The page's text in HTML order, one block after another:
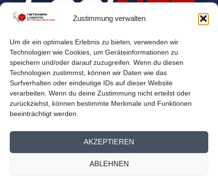
Zustimmung verwalten
Um dir ein optimales Erlebnis zu bieten, verwenden wir
Technologien wie Cookies, um Geräteinformationen zu
speichern und/oder darauf zuzugreifen. Wenn du diesen
Technologien zustimmst, können wir Daten wie das
Surfverhalten oder eindeutige IDs auf dieser Website
verarbeiten. Wenn du deine Zustimmung nicht erteilst oder
zurückziehst, können bestimmte Merkmale und Funktionen
beeinträchtigt werden.
AKZEPTIEREN
ABLEHNEN
Reichelt Kommunikationsberatung
Mitglieder Übersicht Kontakt Impressum
Datenschutz
Cookie-Richtlinie (EU)